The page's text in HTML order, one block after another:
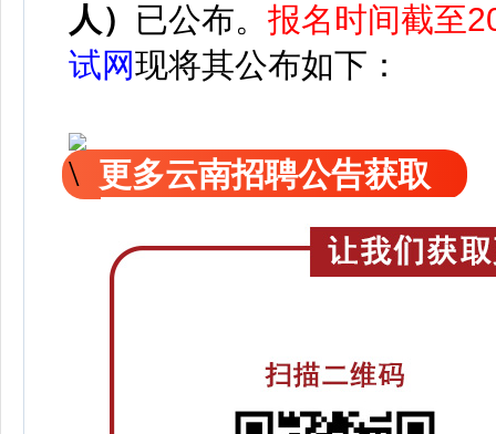
人） 已公布。 报名时间截至
试网现将其公布如下：
更多云南招聘公告获取